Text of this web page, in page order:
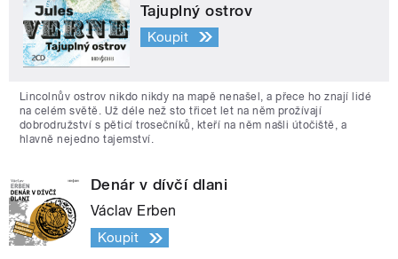
Tajuplný ostrov
Koupit
Lincolnův ostrov nikdo nikdy na mapě nenašel, a přece ho znají lidé
na celém světě. Už déle než sto třicet let na něm prožívají
dobrodružství s pěticí trosečníků, kteří na něm našli útočiště, a
hlavně nejedno tajemství.
Denár v dívčí dlani
Václav Erben
Koupit